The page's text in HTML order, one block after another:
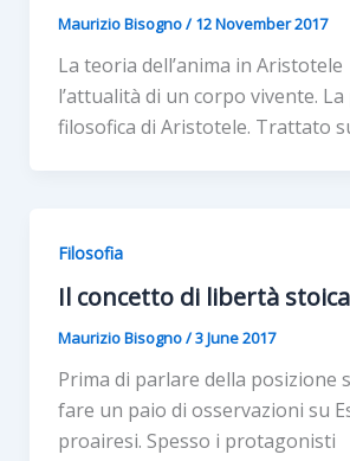
Maurizio Bisogno/12 November 2017
La teoria dell’anima in Aristotele
l’attualità di un corpo vivente.
filosofica di Aristotele. Trattato
Filosofia
Il concetto di libertà stoica
Maurizio Bisogno/3 June 2017
Prima di parlare della posizione
fare un paio di osservazioni su
proairesi. Spesso i protagonisti